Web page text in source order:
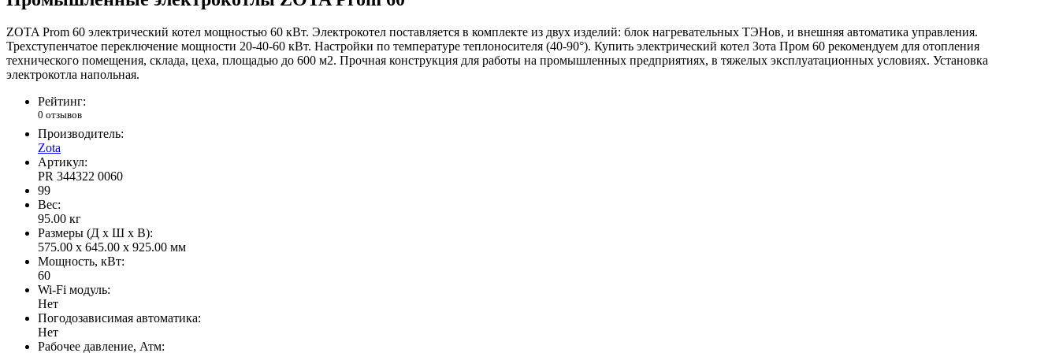
ZOTA Prom 60 электрический котел мощностью 60 кВт. Электрокотел поставляется в комплекте из двух изделий: блок нагревательных ТЭНов, и внешняя автоматика управления.
Трехступенчатое переключение мощности 20-40-60 кВт. Настройки по температуре теплоносителя (40-90°). Купить электрический котел Зота Пром 60 рекомендуем для отопления
технического помещения, склада, цеха, площадью до 600 м2. Прочная конструкция для работы на промышленных предприятиях, в тяжелых эксплуатационных условиях. Установка
электрокотла напольная.
Рейтинг:
0 отзывов
Производитель:
Zota
Артикул:
PR 344322 0060
99
Вес:
95.00 кг
Размеры (Д x Ш x В):
575.00 x 645.00 x 925.00 мм
Мощность, кВт:
60
Wi-Fi модуль:
Нет
Погодозависимая автоматика:
Нет
Рабочее давление, Атм: